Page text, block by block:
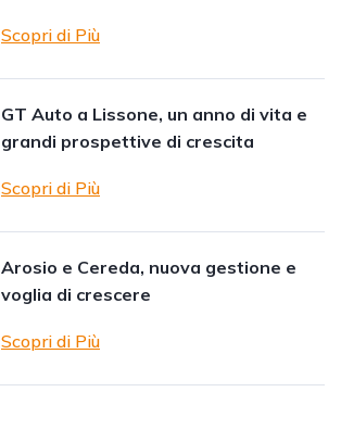
Scopri di Più
GT Auto a Lissone, un anno di vita e
grandi prospettive di crescita
Scopri di Più
Arosio e Cereda, nuova gestione e
voglia di crescere
Scopri di Più